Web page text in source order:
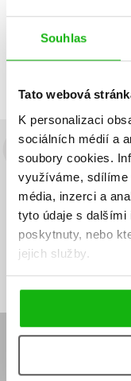
Souhlas
Tato webová
K personalizaci
sociálních médií a
soubory cookies.
využíváme, sdílíme
média, inzerci a
tyto údaje s dalšími
poskytnuty, nebo
jejich služby.
Zobrazuji 1 až 1 z
Budete to
Zajímá Vás, jaký knižní
sleva, jaká běží soutěž
mailových novinek
Vaše e-
mailová
adresa
Vaše e-
mailová
adresa
Vaše e-mailová adresa
Aktuality